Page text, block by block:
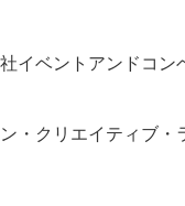
イベントアンドコン
・クリエイティブ・